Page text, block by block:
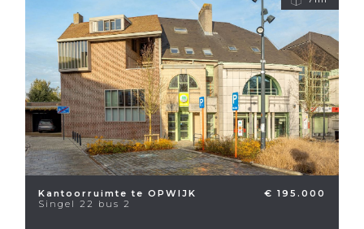
Kantoorruimte te OPWIJK
Singel 22 bus 2
€ 195.000